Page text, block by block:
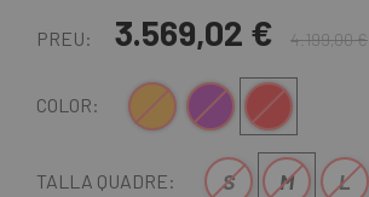
PREU: 3.569,02 € 4.199,00 €
COLOR: Bronze Lila Vermell
TALLA QUADRE: S M L